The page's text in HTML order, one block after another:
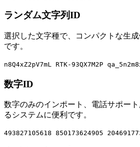
ランダム文字列ID
選択した文字種で、コンパクトな生
です。
n8Q4xZ2pV7mL RTK-93QX7M2P
数字ID
数字のみのインポート、電話サポー
るシステムに便利です。
493827105618 850173624905